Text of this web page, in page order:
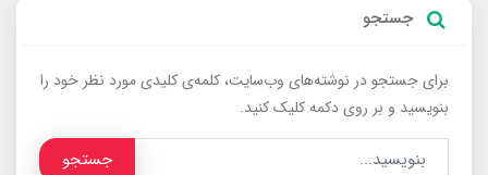
جستجو
برای جستجو در نوشته‌های وب‌سایت، کلمه‌ی کلیدی مورد نظر خود را
بنویسید و بر روی دکمه کلیک کنید.
جستجو